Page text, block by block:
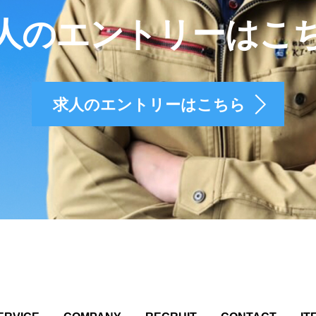
のエントリーはこ
求人のエントリーはこちら